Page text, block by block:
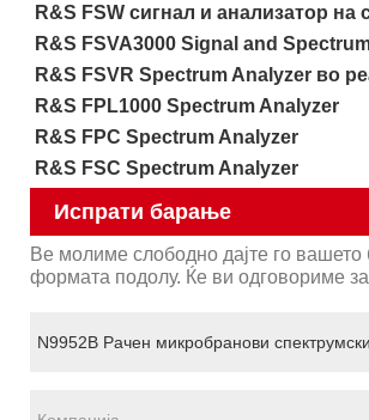
R&S FSW сигнал и анализатор на
R&S FSVA3000 Signal and
R&S FSVR Spectrum Analyzer во
R&S FPL1000 Spectrum Analyzer
R&S FPC Spectrum Analyzer
R&S FSC Spectrum Analyzer
Испрати барање
Ве молиме слободно дајте го
формата подолу. Ќе ви одговориме